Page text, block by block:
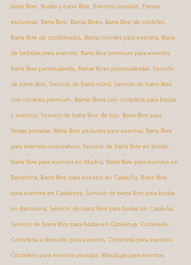
barra libre, Bodas y barra libre, Eventos privados, Fiestas
exclusivas, Barra libre, Barras libres, Barra libre de cócteles,
Barra libre de combinados, Barras móviles para eventos, Barra
de bebidas para eventos, Barra libre premium para eventos,
Barra libre personalizada, Barras libres personalizadas, Servicio
de barra libre, Servicio de barra móvil, Servicio de barra libre
con cócteles premium, Barras libres con coctelería para bodas
y eventos, Servicio de barra libre de lujo, Barra libre para
fiestas privadas, Barra libre exclusiva para eventos, Barra libre
para eventos corporativos, Servicio de barra libre en bodas,
Barra libre para eventos en Madrid, Barra libre para eventos en
Barcelona, Barra libre para eventos en Cataluña, Barra libre
para eventos en Catalunya, Servicio de barra libre para bodas
en Barcelona, Servicio de barra libre para bodas en Cataluña,
Servicio de barra libre para bodas en Catalunya, Coctelería,
Coctelería a domicilio para eventos, Coctelería para eventos,
Coctelería para eventos privados, Mixología para eventos,